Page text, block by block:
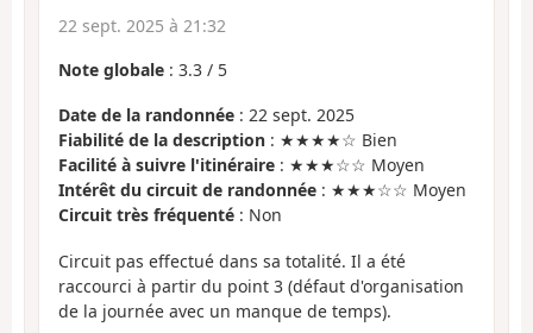
22 sept. 2025 à 21:32
Note globale : 3.3 / 5
Date de la randonnée : 22 sept. 2025
Fiabilité de la description : ★★★★☆ Bien
Facilité à suivre l'itinéraire : ★★★☆☆ Moyen
Intérêt du circuit de randonnée : ★★★☆☆ Moyen
Circuit très fréquenté : Non
Circuit pas effectué dans sa totalité. Il a été
raccourci à partir du point 3 (défaut d'organisation
de la journée avec un manque de temps).